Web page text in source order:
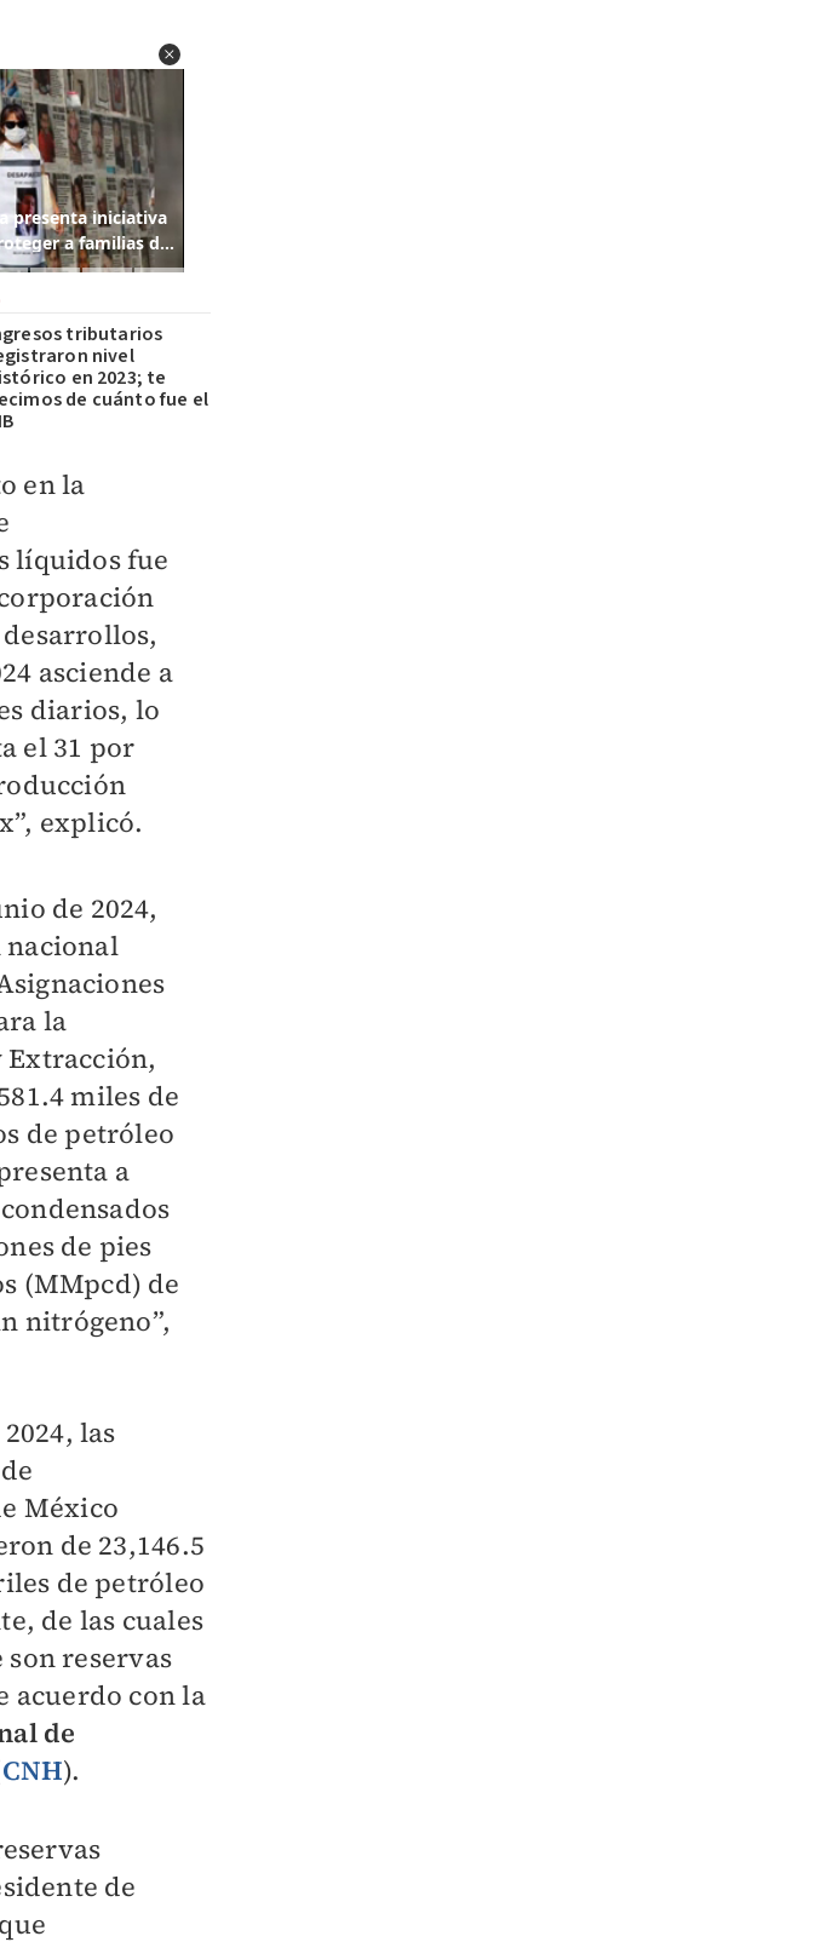
tributarios
nivel
en 2023; te
de cuánto fue el
en la
líquidos fue
asciende a
diarios, lo
el 31 por
explicó.
de 2024,
la
miles de
de petróleo
a
de pies
(MMpcd) de
nitrógeno”,
las
México
de 23,146.5
de petróleo
de las cuales
son reservas
acuerdo con la
de
CNH).
de